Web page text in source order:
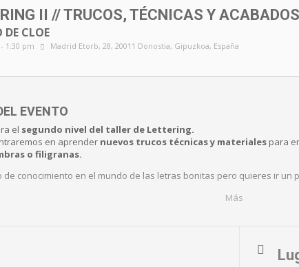
II // TRUCOS, TÉCNICAS Y ACABADOS
DE CLOE
1:30 pm Madrid Etorb, 28, 20011 Donostia, Gipuzkoa, España
Más
EVENTO
el segundo nivel del taller de Lettering.
en aprender nuevos trucos técnicas y materiales para
o filigranas.
de conocimiento en el mundo de las letras bonitas pero quieres ir un